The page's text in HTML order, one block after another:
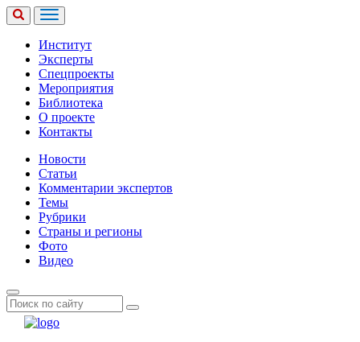
Институт
Эксперты
Спецпроекты
Мероприятия
Библиотека
О проекте
Контакты
Новости
Статьи
Комментарии экспертов
Темы
Рубрики
Страны и регионы
Фото
Видео